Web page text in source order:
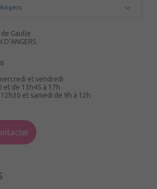
Gaulle
et vendredi
et de 13h45 à 17h
et samedi de 9h à 12h